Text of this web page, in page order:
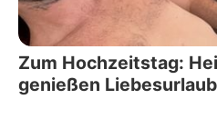
Zum Hochzeitstag:
genießen Liebesurlaub